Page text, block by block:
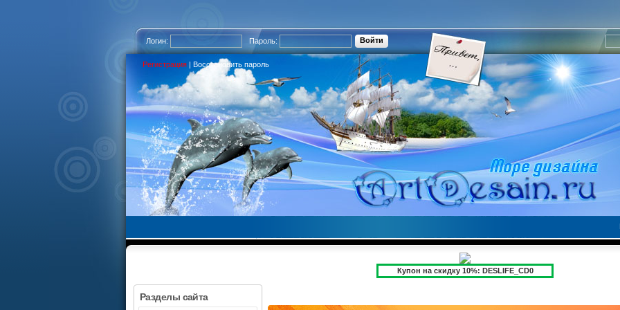
Логин: Пароль:
Регистрация | Восстановить пароль
Купон на скидку 10%: DESLIFE_CD0
Разделы сайта